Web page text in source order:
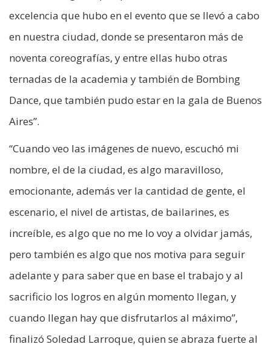
excelencia que hubo en el evento que se llevó a cabo
en nuestra ciudad, donde se presentaron más de
noventa coreografías, y entre ellas hubo otras
ternadas de la academia y también de Bombing
Dance, que también pudo estar en la gala de Buenos
Aires”.
“Cuando veo las imágenes de nuevo, escuchó mi
nombre, el de la ciudad, es algo maravilloso,
emocionante, además ver la cantidad de gente, el
escenario, el nivel de artistas, de bailarines, es
increíble, es algo que no me lo voy a olvidar jamás,
pero también es algo que nos motiva para seguir
adelante y para saber que en base el trabajo y al
sacrificio los logros en algún momento llegan, y
cuando llegan hay que disfrutarlos al máximo”,
finalizó Soledad Larroque, quien se abraza fuerte al